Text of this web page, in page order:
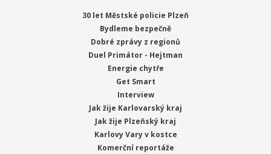
30 let Městské policie Plzeň
Bydleme bezpečně
Dobré zprávy z regionů
Duel Primátor - Hejtman
Energie chytře
Get Smart
Interview
Jak žije Karlovarský kraj
Jak žije Plzeňský kraj
Karlovy Vary v kostce
Komerční reportáže